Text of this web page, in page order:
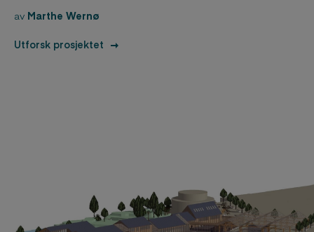
av Marthe Wernø
Utforsk prosjektet